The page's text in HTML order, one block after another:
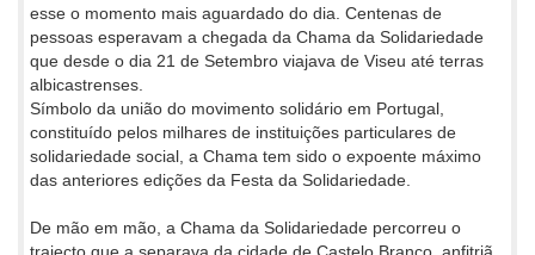
esse o momento mais aguardado do dia. Centenas de
pessoas esperavam a chegada da Chama da Solidariedade
que desde o dia 21 de Setembro viajava de Viseu até terras
albicastrenses.
Símbolo da união do movimento solidário em Portugal,
constituído pelos milhares de instituições particulares de
solidariedade social, a Chama tem sido o expoente máximo
das anteriores edições da Festa da Solidariedade.
De mão em mão, a Chama da Solidariedade percorreu o
trajecto que a separava da cidade de Castelo Branco, anfitriã